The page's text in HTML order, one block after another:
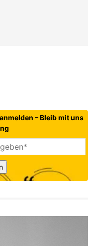
– Bleib mit uns